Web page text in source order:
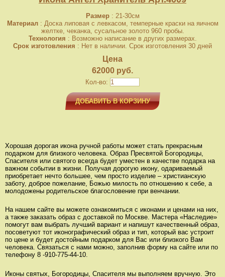
Размер: 21-30см
Материал: Доска липовая с левкасом, темперные краски на яичном
желтке, чеканка, сусальное золото 960 пробы.
Технология : Возможно написание в других размерах.
Срок изготовления : Нет в наличии. Срок изготовления 30 дней
Цена
62000 руб.
Кол-во:
ДОБАВИТЬ В КОРЗИНУ
Хорошая дорогая икона ручной работы может стать прекрасным
подарком для близкого человека. Образ Пресвятой Богородицы,
Спасителя или святого всегда будет уместен в качестве подарка на
важном событии в жизни. Получая дорогую икону, одариваемый
приобретает нечто большее, чем просто изделие – христианскую
заботу, доброе пожелание, Божью милость по отношению к себе, а
молодожены родительское благословение при венчании.
На нашем сайте вы можете ознакомиться с иконами и ценами на них,
а также заказать образ с доставкой по Москве. Мастера «Наследие»
помогут вам выбрать лучший вариант и напишут качественный образ,
посоветуют тот иконографический образ и тип, который вас устроит
по цене и будет достойным подарком для Вас или близкого Вам
человека. Связаться с нами можно, заполнив форму на сайте или по
телефону 8 -910-775-44-10.
Иконы святых, Богородицы, Спасителя мы выполняем вручную. Это